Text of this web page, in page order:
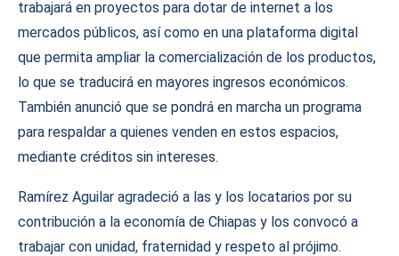
trabajará en proyectos para dotar de internet a los
mercados públicos, así como en una plataforma digital
que permita ampliar la comercialización de los productos,
lo que se traducirá en mayores ingresos económicos.
También anunció que se pondrá en marcha un programa
para respaldar a quienes venden en estos espacios,
mediante créditos sin intereses.
Ramírez Aguilar agradeció a las y los locatarios por su
contribución a la economía de Chiapas y los convocó a
trabajar con unidad, fraternidad y respeto al prójimo.